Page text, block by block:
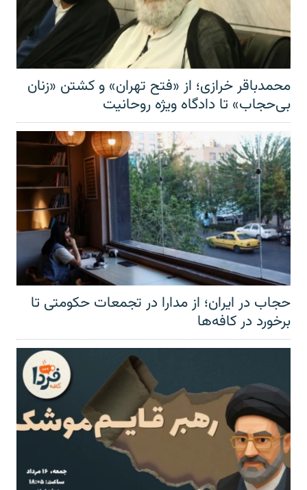
محمدباقر خرازی؛ از «فتح تهران» و کشتن «زنان
بی‌حجاب» تا دادگاه ویژه روحانیت
حجاب در ایران؛ از مدارا در تجمعات حکومتی تا
برخورد در کافه‌ها